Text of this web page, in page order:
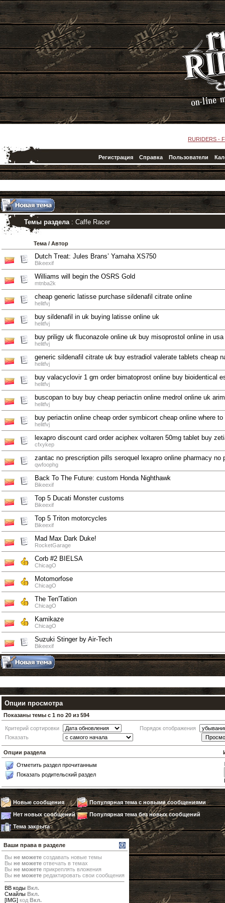
RURIDERS -
Регистрация Справка Пользователи
Темы раздела: Caffe Racer
Тема / Автор
Dutch Treat: Jules Brans’ Yamaha XS750
Bikeexif
Williams will begin the OSRS Gold
mtnba2k
cheap generic latisse purchase sildenafil citrate online
helitfvj
buy sildenafil in uk buying latisse online uk
helitfvj
buy priligy uk fluconazole online uk buy misoprostol online in
helitfvj
generic sildenafil citrate uk buy estradiol valerate tablets cheap
helitfvj
buy valacyclovir 1 gm order bimatoprost online buy bioidentical
helitfvj
buscopan to buy buy cheap periactin online medrol online uk
helitfvj
buy periactin online cheap order symbicort cheap online where
helitfvj
lexapro discount card order aciphex voltaren 50mg tablet buy
cfxykep
zantac no prescription pills seroquel lexapro online pharmacy no
qwfoophg
Back To The Future: custom Honda Nighthawk
Bikeexif
Top 5 Ducati Monster customs
Bikeexif
Top 5 Triton motorcycles
Bikeexif
Mad Max Dark Duke!
RocketGarage
Corb #2 BIELSA
ChicagO
Motomorfose
ChicagO
The Ten'Tation
ChicagO
Kamikaze
ChicagO
Suzuki Stinger by Air-Tech
Bikeexif
Опции просмотра
Показаны темы с 1 по 20 из 594
Критерий сортировки
Порядок отображения
Показать
Опции раздела
Отметить раздел прочитанным
Показать родительский раздел
Новые сообщения
Популярная тема с новыми сообщениями
Нет новых сообщений
Популярная тема без новых сообщений
Тема закрыта
Ваши права в разделе
Вы не можете создавать новые темы
Вы не можете отвечать в темах
Вы не можете прикреплять вложения
Вы не можете редактировать свои сообщения
BB коды Вкл.
Смайлы Вкл.
[IMG] код Вкл.